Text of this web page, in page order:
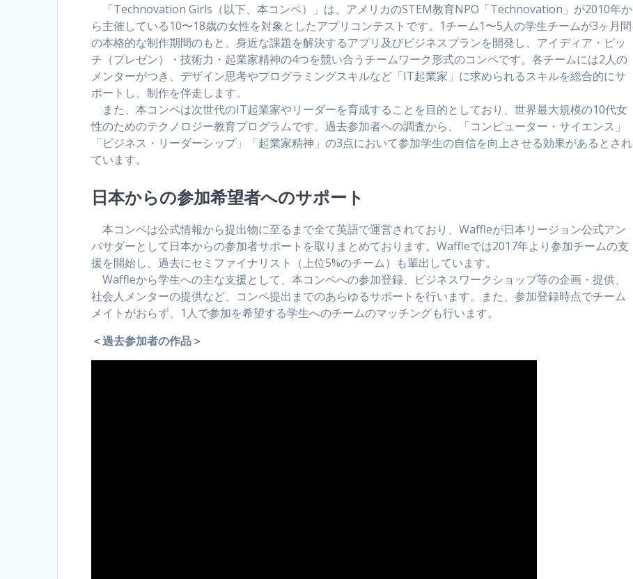
「Technovation Girls（以下、本コンペ）」は、アメリカのSTEM教育NPO「Technovation」が2010年か
ら主催している10〜18歳の女性を対象としたアプリコンテストです。1チーム1〜5人の学生チームが3ヶ月間
の本格的な制作期間のもと、身近な課題を解決するアプリ及びビジネスプランを開発し、アイディア・ピッ
チ（プレゼン）・技術力・起業家精神の4つを競い合うチームワーク形式のコンペです。各チームには2人の
メンターがつき、デザイン思考やプログラミングスキルなど「IT起業家」に求められるスキルを総合的にサ
ポートし、制作を伴走します。
また、本コンペは次世代のIT起業家やリーダーを育成することを目的としており、世界最大規模の10代女
性のためのテクノロジー教育プログラムです。過去参加者への調査から、「コンピューター・サイエンス」
「ビジネス・リーダーシップ」「起業家精神」の3点において参加学生の自信を向上させる効果があるとされ
ています。
日本からの参加希望者へのサポート
本コンペは公式情報から提出物に至るまで全て英語で運営されており、Waffleが日本リージョン公式アン
バサダーとして日本からの参加者サポートを取りまとめております。Waffleでは2017年より参加チームの支
援を開始し、過去にセミファイナリスト（上位5%のチーム）も輩出しています。
Waffleから学生への主な支援として、本コンペへの参加登録、ビジネスワークショップ等の企画・提供、
社会人メンターの提供など、コンペ提出までのあらゆるサポートを行います。また、参加登録時点でチーム
メイトがおらず、1人で参加を希望する学生へのチームのマッチングも行います。
＜過去参加者の作品＞